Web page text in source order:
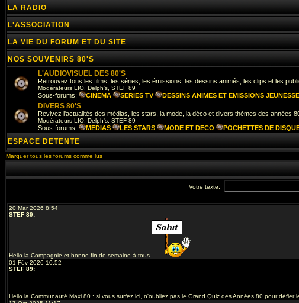
LA RADIO
L'ASSOCIATION
LA VIE DU FORUM ET DU SITE
NOS SOUVENIRS 80'S
L'AUDIOVISUEL DES 80'S
Retrouvez tous les films, les séries, les émissions, les dessins animés, les clips et les
Modérateurs LIO Delph's STEF 89
Sous-forums: CINEMA SERIES TV DESSINS ANIMES ET EMISSIONS JEUNESSE
DIVERS 80'S
Revivez l'actualités des médias, les stars, la mode, la déco et divers thèmes des années
Modérateurs LIO Delph's STEF 89
Sous-forums: MEDIAS LES STARS MODE ET DECO POCHETTES DE
ESPACE DETENTE
Marquer tous les forums comme lus